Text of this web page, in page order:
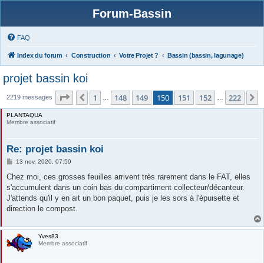
Forum-Bassin
FAQ
Index du forum Construction Votre Projet ? Bassin (bassin, lagunage)
projet bassin koi
2219 messages Page 150 sur222
Précédente
1 148 149 150 151 152 222
PLANTAQUA
Membre associatif
Re: projet bassin koi
M
s
a
g
13 nov. 2020, 07:59
Chez moi, ces grosses feuilles arrivent très rarement dans le FAT, elles
s'accumulent dans un coin bas du compartiment collecteur/décanteur.
J'attends qu'il y en ait un bon paquet, puis je les sors à l'épuisette et
direction le compost.
Yves83
Membre associatif